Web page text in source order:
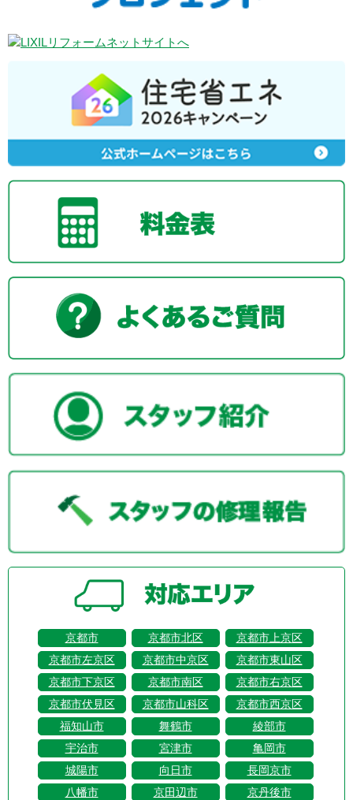
京都市 京都市北区
京都市上京区
京都市左京区
京都市中京区
京都市東山区
京都市下京区
京都市南区
京都市右京区
京都市伏見区
京都市山科区
京都市西京区
福知山市
舞鶴市
綾部市
宇治市
宮津市
亀岡市
城陽市
向日市
長岡京市
八幡市
京田辺市
京丹後市